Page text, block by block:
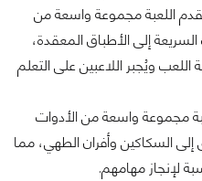
اللعبة مجموعة واسعة من
إلى الأطباق المعقدة،
ويُجبر اللاعبين على التعلم
مجموعة واسعة من الأدوات
السكاكين وأفران الطهي، مما
لإنجاز مهامهم.